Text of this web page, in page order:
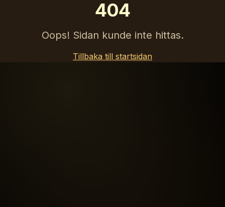
404
Oops! Sidan kunde inte hittas.
Tillbaka till startsidan